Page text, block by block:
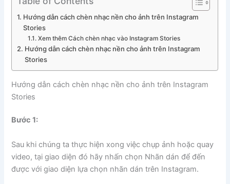
Hướng dẫn cách chèn nhạc nền cho ảnh trên Instagram
Stories
Xem thêm Cách chèn nhạc vào Instagram Stories
Hướng dẫn cách chèn nhạc nền cho ảnh trên Instagram
Stories
Hướng dẫn cách chèn nhạc nền cho ảnh trên Instagram
Stories
Bước 1:
Sau khi chúng ta thực hiện xong việc chụp ảnh hoặc quay
video, tại giao diện đó hãy nhấn chọn Nhãn dán để đến
được với giao diện lựa chọn nhãn dán trên Instagram.